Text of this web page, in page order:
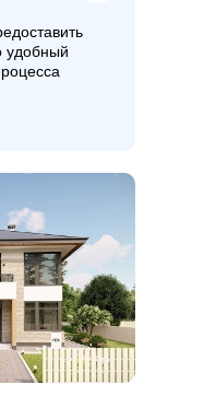
удобный